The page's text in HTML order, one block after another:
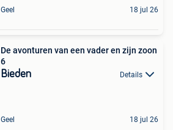
Geel 18 jul 26
De avonturen van een vader en zijn zoon
6
Bieden Details
Geel 18 jul 26